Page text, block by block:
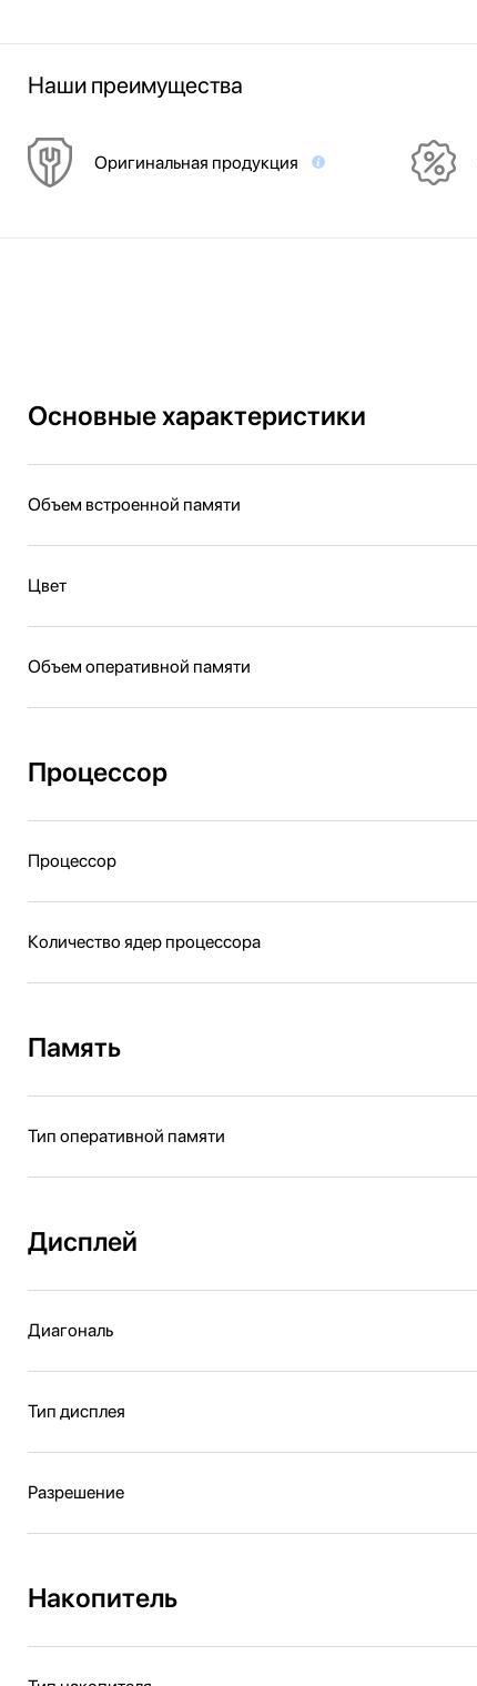
Наши преимущества
Оригинальная продукция
Основные характеристики
Объем встроенной памяти
Цвет
Объем оперативной памяти
Процессор
Процессор
Количество ядер процессора
Память
Тип оперативной памяти
Дисплей
Диагональ
Тип дисплея
Разрешение
Накопитель